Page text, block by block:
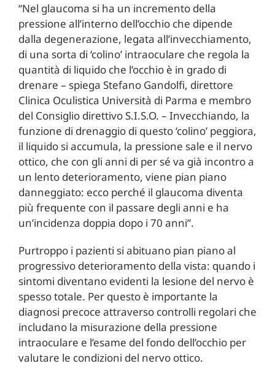
“Nel glaucoma si ha un incremento della
pressione all’interno dell’occhio che dipende
dalla degenerazione, legata all’invecchiamento,
di una sorta di ‘colino’ intraoculare che regola la
quantità di liquido che l’occhio è in grado di
drenare – spiega Stefano Gandolfi, direttore
Clinica Oculistica Università di Parma e membro
del Consiglio direttivo S.I.S.O. – Invecchiando, la
funzione di drenaggio di questo ‘colino’ peggiora,
il liquido si accumula, la pressione sale e il nervo
ottico, che con gli anni di per sé va già incontro a
un lento deterioramento, viene pian piano
danneggiato: ecco perché il glaucoma diventa
più frequente con il passare degli anni e ha
un’incidenza doppia dopo i 70 anni”.
Purtroppo i pazienti si abituano pian piano al
progressivo deterioramento della vista: quando i
sintomi diventano evidenti la lesione del nervo è
spesso totale. Per questo è importante la
diagnosi precoce attraverso controlli regolari che
includano la misurazione della pressione
intraoculare e l’esame del fondo dell’occhio per
valutare le condizioni del nervo ottico.